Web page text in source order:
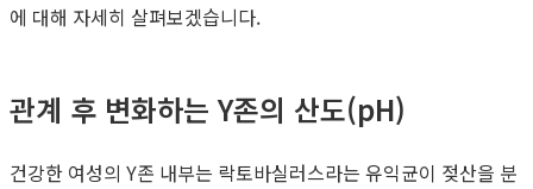
에 대해 자세히 살펴보겠습니다.
관계 후 변화하는 Y존의 산도(pH)
건강한 여성의 Y존 내부는 락토바실러스라는 유익균이 젖산을 분